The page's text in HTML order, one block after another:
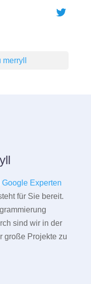
Google Experten
für Sie bereit.
sind wir in der
große Projekte zu